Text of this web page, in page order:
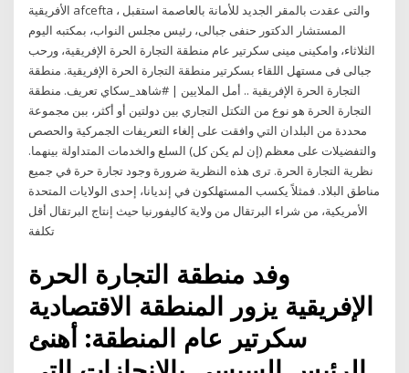
الأفريقية afcefta ، والتى عقدت بالمقر الجديد للأمانة بالعاصمة استقبل
المستشار الدكتور حنفى جبالى، رئيس مجلس النواب، بمكتبه ‏اليوم
الثلاثاء، وامكينى مينى سكرتير عام منطقة التجارة الحرة الإفريقية، ورحب
جبالى فى مستهل اللقاء بسكرتير منطقة التجارة الحرة الإفريقية. منطقة
التجارة الحرة الإفريقية .. أمل الملايين | #شاهد_سكاي تعريف. منطقة
التجارة الحرة هو نوع من التكتل التجاري بين دولتين أو أكثر، ببن مجموعة
محددة من البلدان التي وافقت على إلغاء التعريفات الجمركية والحصص
والتفضيلات على معظم (إن لم يكن كل) السلع والخدمات المتداولة بينهما.
نظرية التجارة الحرة. ترى هذه النظرية ضرورة وجود تجارة حرة في جميع
مناطق البلاد. فمثلاً يكسب المستهلكون في إنديانا، إحدى الولايات المتحدة
الأمريكية، من شراء البرتقال من ولاية كاليفورنيا حيث إنتاج البرتقال أقل
تكلفة
وفد منطقة التجارة الحرة
الإفريقية يزور المنطقة الاقتصادية
سكرتير عام المنطقة: أهنئ